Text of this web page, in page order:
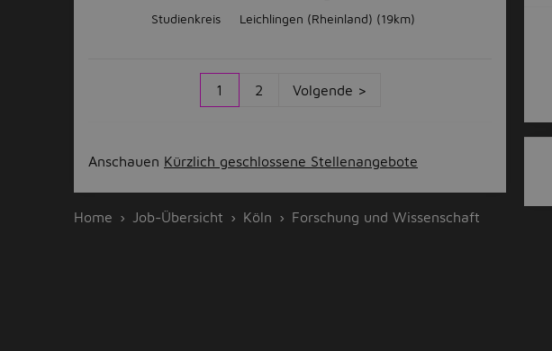
Studienkreis Leichlingen (Rheinland) (19km)
1 2 Volgende >
Anschauen Kürzlich geschlossene Stellenangebote
Home Job-Übersicht Köln Forschung und Wissenschaft